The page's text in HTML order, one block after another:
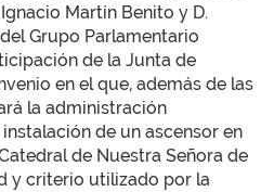
Martín Benito y D.
Grupo Parlamentario
de la Junta de
en el que, además de las
la administración
de un ascensor en
de Nuestra Señora de
y criterio utilizado por la